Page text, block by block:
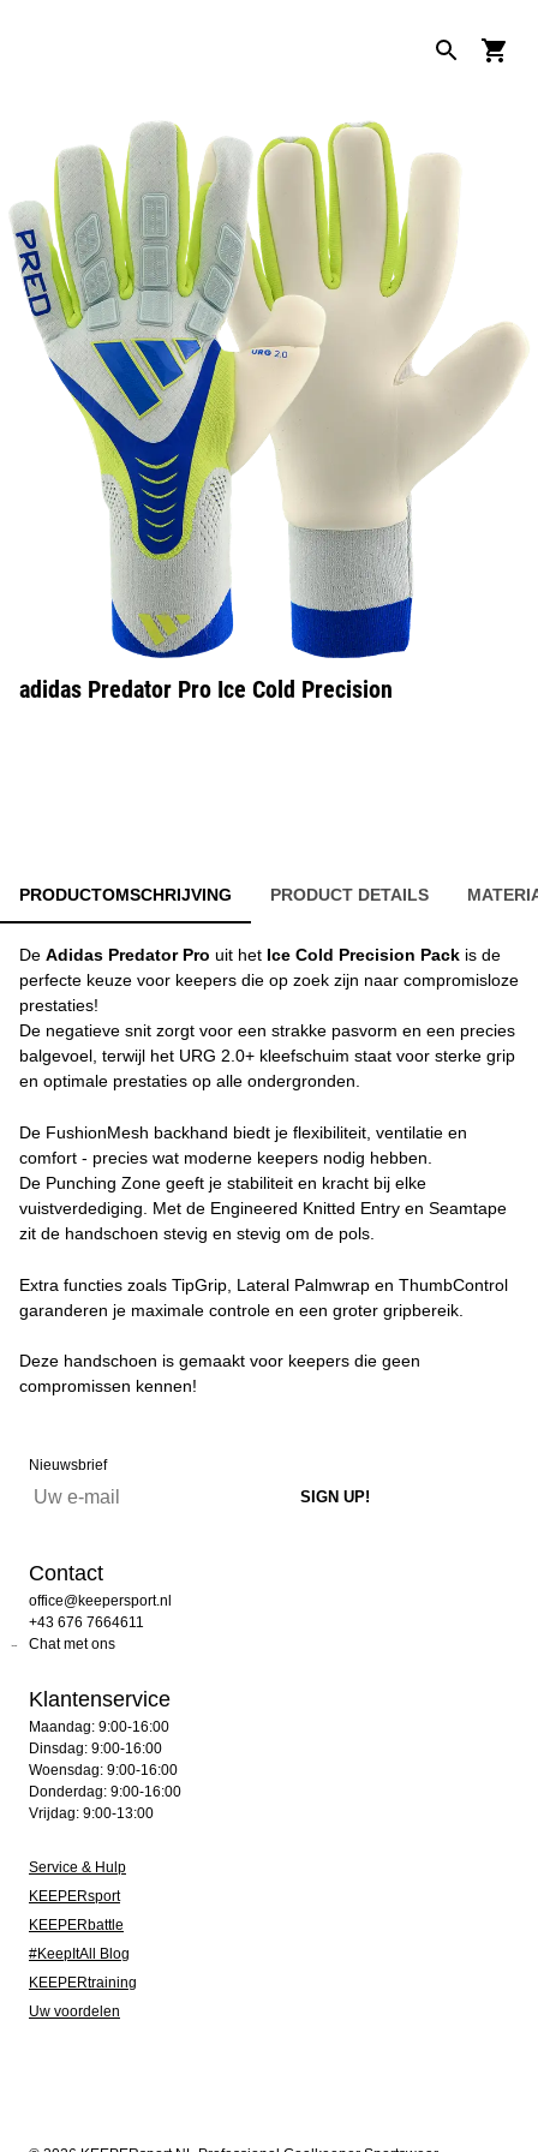
adidas Predator Pro Ice Cold Precision
PRODUCTOMSCHRIJVING PRODUCT DETAILS
De Adidas Predator Pro uit het Ice Cold Precision Pack is de
perfecte keuze voor keepers die op zoek zijn naar compromisloze
prestaties!
De negatieve snit zorgt voor een strakke pasvorm en een precies
balgevoel, terwijl het URG 2.0+ kleefschuim staat voor sterke grip
en optimale prestaties op alle ondergronden.
De FushionMesh backhand biedt je flexibiliteit, ventilatie en
comfort - precies wat moderne keepers nodig hebben.
De Punching Zone geeft je stabiliteit en kracht bij elke
vuistverdediging. Met de Engineered Knitted Entry en Seamtape
zit de handschoen stevig en stevig om de pols.
Extra functies zoals TipGrip, Lateral Palmwrap en ThumbControl
garanderen je maximale controle en een groter gripbereik.
Deze handschoen is gemaakt voor keepers die geen
compromissen kennen!
Nieuwsbrief
Contact
office@keepersport.nl
+43 676 7664611
Chat met ons
Klantenservice
Maandag: 9:00-16:00
Dinsdag: 9:00-16:00
Woensdag: 9:00-16:00
Donderdag: 9:00-16:00
Vrijdag: 9:00-13:00
Service & Hulp
KEEPERsport
KEEPERbattle
#KeepItAll Blog
KEEPERtraining
Uw voordelen